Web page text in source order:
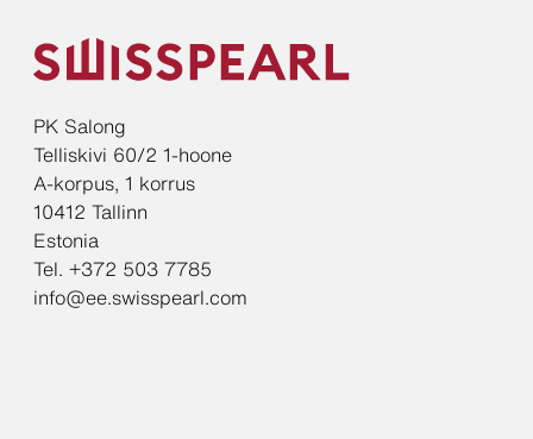
PK Salong
Telliskivi 60/2 1-hoone
A-korpus, 1 korrus
10412 Tallinn
Estonia
Tel. +372 503 7785
info@ee.swisspearl.com